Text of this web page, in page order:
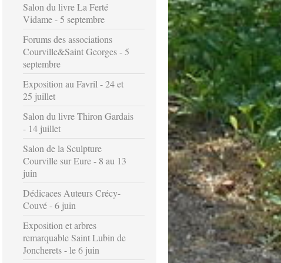
Salon du livre La Ferté
Vidame - 5 septembre
Forums des associations
Courville&Saint Georges - 5
septembre
Exposition au Favril - 24 et
25 juillet
Salon du livre Thiron Gardais
- 14 juillet
Salon de la Sculpture
Courville sur Eure - 8 au 13
juin
Dédicaces Auteurs Crécy-
Couvé - 6 juin
Exposition et arbres
remarquable Saint Lubin de
Joncherets - le 6 juin